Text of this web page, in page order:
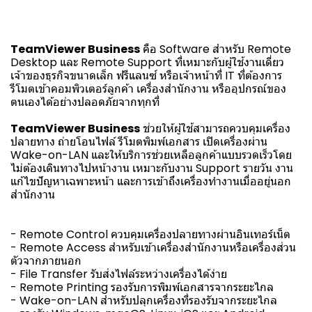
TeamViewer Business คือ Software สำหรับ Remote
Desktop และ Remote Support ที่เหมาะกับผู้ใช้งานเดี่ยว
เจ้าของธุรกิจขนาดเล็ก ฟรีแลนซ์ หรือเจ้าหน้าที่ IT ที่ต้องการ
รีโมตเข้าคอมพิวเตอร์ลูกค้า เครื่องสำนักงาน หรืออุปกรณ์ของ
ตนเองได้อย่างปลอดภัยจากทุกที่
TeamViewer Businessช่วยให้ผู้ใช้สามารถควบคุมเครื่อง
ปลายทาง ถ่ายโอนไฟล์ รีโมตพิมพ์เอกสาร เปิดเครื่องผ่าน
Wake-on-LAN และให้บริการช่วยเหลือลูกค้าแบบรวดเร็วโดย
ไม่ต้องเดินทางไปหน้างาน เหมาะกับงาน Support รายวัน งาน
แก้ไขปัญหาเฉพาะหน้า และการเข้าถึงเครื่องทำงานเมื่ออยู่นอก
สำนักงาน
- Remote Control ควบคุมเครื่องปลายทางผ่านอินเทอร์เน็ต
- Remote Access สำหรับเข้าเครื่องสำนักงานหรือเครื่องส่วน
ตัวจากภายนอก
- File Transfer รับส่งไฟล์ระหว่างเครื่องได้ง่าย
- Remote Printing รองรับการพิมพ์เอกสารจากระยะไกล
- Wake-on-LAN สำหรับปลุกเครื่องที่รองรับจากระยะไกล